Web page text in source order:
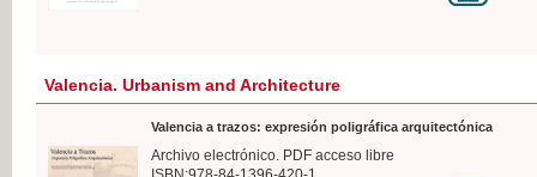
Valencia. Urbanism and Architecture
Valencia a trazos: expresión poligráfica arquitectónica
Archivo electrónico. PDF acceso libre